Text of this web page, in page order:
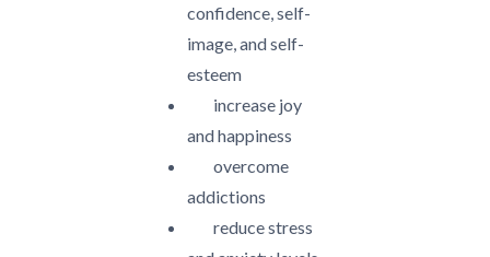
confidence, self-
image, and self-
esteem
increase joy
and happiness
overcome
addictions
reduce stress